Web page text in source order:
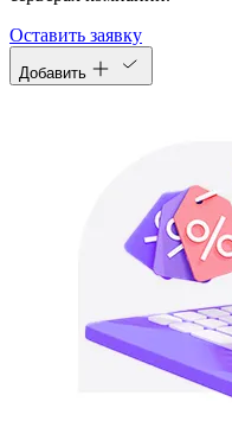
Оставить заявку
Добавить